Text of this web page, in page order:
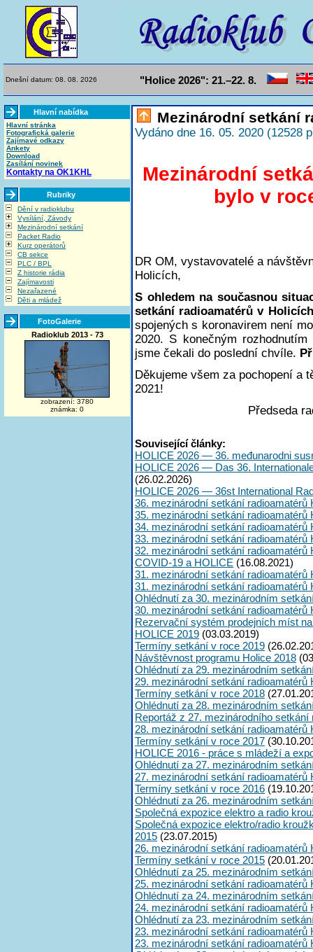
Dnešní datum: 08. 08. 2026 "Holice 2026": 21.–22. 8.
Hlavní nabídka
Hlavní stránka
Fotografická galerie
Zajímavé odkazy
Ankety
Download
Zasílání novinek
Kontakty na OK1KHL
Rubriky
Dění v radioklubu
Vysílání, Závody
Mezinárodní setkání
Packet Radio
Kurz operátorů
CB sekce
PLC / BPL
Z historie rádia
Zajímavosti
Nezařazené
Děti a mládež
FotoGalerie
Radioklub 2013 - 73
zobrazení: 3780
známka: 0
Mezinárodní setkání
Vydáno dne 16. 05. 2020 (12528
Mezinárodní
bylo v
DR OM, vystavovatelé a
Holicích,
S ohledem na současnou
setkání radioamatérů v
spojených s koronavirem není
2020. S konečným
jsme čekali do poslední chvíle.
Děkujeme všem za pochopení a
2021!
Předseda
Související články:
HOLICE 2026 — 36. međunarodni
HOLICE 2026 — Das 36.
(26.02.2026)
HOLICE 2026 — 36st International
36. mezinárodní setkání radioamatérů
35. mezinárodní setkání radioamatérů
34. mezinárodní setkání radioamatérů
33. mezinárodní setkání radioamatérů
32. mezinárodní setkání radioamatérů
COVID-19 a HOLICE (16.08.2021)
31. mezinárodní setkání radioamatérů
31. mezinárodní setkání radioamatérů
Ohlédnutí za 30. mezinárodním
30. mezinárodní setkání radioamatérů
Rezervační systém prodejních míst
HOLICE 2019 (03.03.2019)
Termíny setkání v roce 2019
Návštěvnost programu Holice 2018
Ohlédnutí za 29. mezinárodním
29. mezinárodní setkání radioamatérů
Termíny setkání v roce 2018
Ohlédnutí za 28. mezinárodním
Reportáž z 27. mezinárodního setkání
28. mezinárodní setkání radioamatérů
Termíny setkání v roce 2017
HOLICE 2016 - práce s mládeží a
Ohlédnutí za 27. mezinárodním
27. mezinárodní setkání radioamatérů
Termíny setkání v roce 2016
Ohlédnutí za 26. mezinárodním
Společná expozice elektro a radio
Společná expozice elektro/radio
2015 (23.07.2015)
26. mezinárodní setkání radioamatérů
Termíny setkání v roce 2015
Ohlédnutí za 25. mezinárodním
25. mezinárodní setkání radioamatérů
Ohlédnutí za 24. mezinárodním
24. mezinárodní setkání radioamatérů
Ohlédnutí za 23. mezinárodním
23. mezinárodní setkání
23. mezinárodní setkání radioamatérů